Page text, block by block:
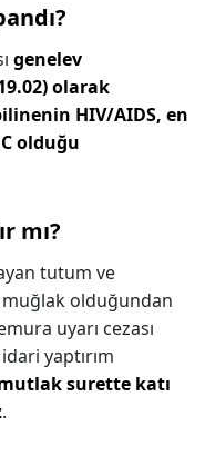
genelev
olarak
HIV/AIDS, en
olduğu
mı?
tutum ve
olduğundan
uyarı cezası
yaptırım
surette katı
.